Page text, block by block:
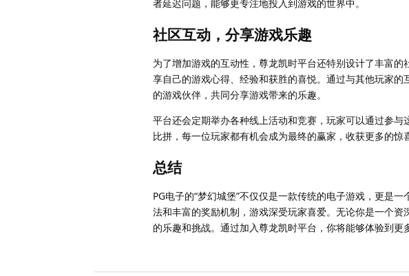
者延迟问题，能够更专注地投入到游戏的世界中。
社区互动，分享游戏乐趣
为了增加游戏的互动性，尊龙凯时平台还特别设计了丰富
享自己的游戏心得、经验和获胜的喜悦。通过与其他玩家
的游戏伙伴，共同分享游戏带来的乐趣。
平台还会定期举办各种线上活动和竞赛，玩家可以通过参
比拼，每一位玩家都有机会成为最终的赢家，收获更多的惊
总结
PG电子的“梦幻城堡”不仅仅是一款传统的电子游戏，更是
法和丰富的奖励机制，游戏深受玩家喜爱。无论你是一个
的乐趣和挑战。通过加入尊龙凯时平台，你将能够体验到更